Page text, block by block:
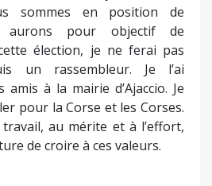
sommes en position de
aurons pour objectif de
élection, je ne ferai pas
un rassembleur. Je l’ai
amis à la mairie d’Ajaccio. Je
pour la Corse et les Corses.
au mérite et à l’effort,
de croire à ces valeurs.